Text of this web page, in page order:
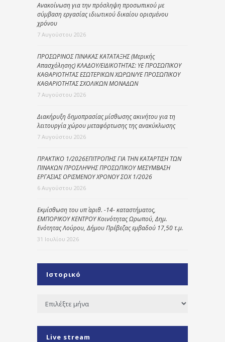
Ανακοίνωση για την πρόσληψη προσωπικού με
σύμβαση εργασίας ιδιωτικού δικαίου ορισμένου
χρόνου
7 Αυγούστου 2026
ΠΡΟΣΩΡΙΝΟΣ ΠΙΝΑΚΑΣ ΚΑΤΑΤΑΞΗΣ (Μερικής
Απασχόλησης) ΚΛΑΔΟΥ/ΕΙΔΙΚΟΤΗΤΑΣ: ΥΕ ΠΡΟΣΩΠΙΚΟΥ
ΚΑΘΑΡΙΟΤΗΤΑΣ ΕΣΩΤΕΡΙΚΩΝ ΧΩΡΩΝ/ΥΕ ΠΡΟΣΩΠΙΚΟΥ
ΚΑΘΑΡΙΟΤΗΤΑΣ ΣΧΟΛΙΚΩΝ ΜΟΝΑΔΩΝ
7 Αυγούστου 2026
Διακήρυξη δημοπρασίας μίσθωσης ακινήτου για τη
λειτουργία χώρου μεταφόρτωσης της ανακύκλωσης
7 Αυγούστου 2026
ΠΡΑΚΤΙΚΟ 1/2026ΕΠΙΤΡΟΠΗΣ ΓΙΑ ΤΗΝ ΚΑΤΑΡΤΙΣΗ ΤΩΝ
ΠΙΝΑΚΩΝ ΠΡΟΣΛΗΨΗΣ ΠΡΟΣΩΠΙΚΟΥ ΜΕΣΥΜΒΑΣΗ
ΕΡΓΑΣΙΑΣ ΟΡΙΣΜΕΝΟΥ ΧΡΟΝΟΥ ΣΟΧ 1/2026
6 Αυγούστου 2026
Εκμίσθωση του υπ΄ αριθ. -14- καταστήματος,
ΕΜΠΟΡΙΚΟΥ ΚΕΝΤΡΟΥ Κοινότητας Ωρωπού, Δημ.
Ενότητας Λούρου, Δήμου Πρέβεζας εμβαδού 17,50 τ.μ.
31 Ιουλίου 2026
Ιστορικό
Ιστορικό
Live stream